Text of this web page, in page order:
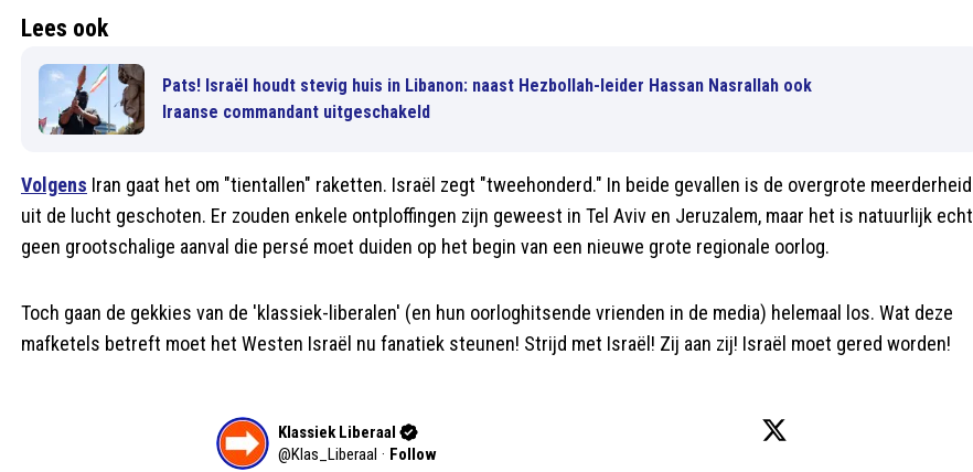
Lees ook
Pats! Israël houdt stevig huis in Libanon: naast Hezbollah-leider Hassan Nasrallah ook
Iraanse commandant uitgeschakeld
Volgens Iran gaat het om "tientallen" raketten. Israël zegt "tweehonderd." In beide gevallen is de overgrote meerderheid
uit de lucht geschoten. Er zouden enkele ontploffingen zijn geweest in Tel Aviv en Jeruzalem, maar het is natuurlijk echt
geen grootschalige aanval die persé moet duiden op het begin van een nieuwe grote regionale oorlog.
Toch gaan de gekkies van de 'klassiek-liberalen' (en hun oorloghitsende vrienden in de media) helemaal los. Wat deze
mafketels betreft moet het Westen Israël nu fanatiek steunen! Strijd met Israël! Zij aan zij! Israël moet gered worden!
Klassiek Liberaal
@Klas_Liberaal · Follow